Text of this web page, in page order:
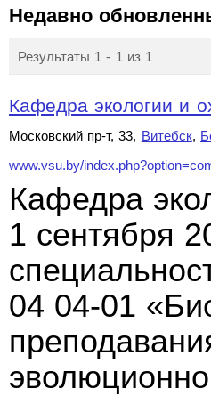
Недавно
Результаты 1 - 1 из 1
Кафедра экологии и
Московский пр-т, 33, Витебск,
www.vsu.by/
Кафедра
1 сентября
04 04-01